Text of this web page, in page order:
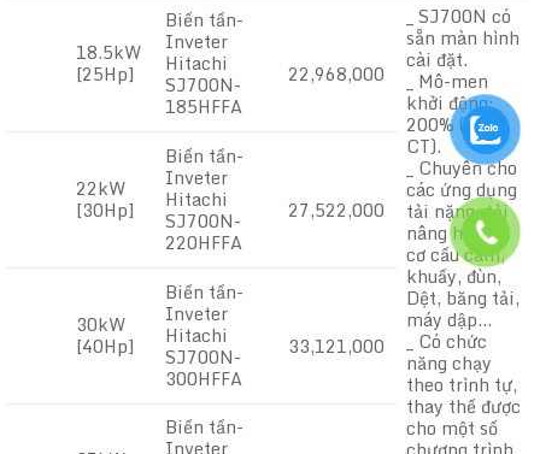
18.5kW
[25Hp]
Biến tần-
Inveter
Hitachi
SJ700N-
185HFFA
22,968,000
_ SJ700N có
sẵn màn hình
cài đặt.
_ Mô-men
khởi động:
200% (SLV-
CT).
_ Chuyên cho
các ứng dụng
tải nặng: tải
nâng hạ, các
cơ cấu cam,
khuấy, đùn,
Dệt, băng tải,
máy dập…
_ Có chức
năng chạy
theo trình tự,
thay thế được
cho một số
22kW
[30Hp]
Biến tần-
Inveter
Hitachi
SJ700N-
220HFFA
27,522,000
30kW
[40Hp]
Biến tần-
Inveter
Hitachi
SJ700N-
300HFFA
33,121,000
Biến tần-
Inveter